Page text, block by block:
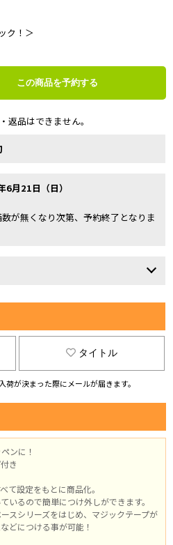
ク！＞
この商品を予約する
返品はできません。
6月21日（日）
が無くなり次第、予約終了となりま
タイトル
が決まった際にメールが届きます。
ンに！
き
て設定をもとに商品化。
いるので簡単につけ外しができます。
スシリーズをはじめ、マジックテープが
どにつける事が可能！